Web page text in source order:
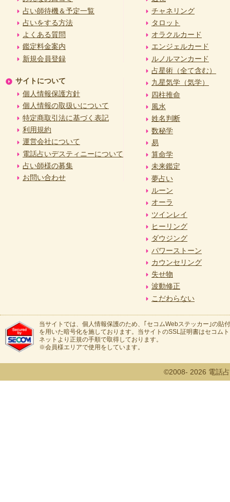
占い師待機＆予定一覧
占いをする方法
よくある質問
鑑定料金案内
新規会員登録
サイトについて
個人情報保護方針
個人情報の取扱いについて
特定商取引法に基づく表記
利用規約
運営会社について
電話占いデスティニーについて
占い師様の募集
お問い合わせ
チャネリング
タロット
オラクルカード
エンジェルカード
ルノルマンカード
占星術（全て含む）
九星気学（気学）
四柱推命
風水
姓名判断
数秘学
易
算命学
未来鑑定
夢占い
ルーン
オーラ
ツインレイ
ヒーリング
ダウジング
パワーストーン
カウンセリング
失せ物
波動修正
こだわらない
当サイトでは、個人情報保護のため、｢セコムWebステッカー｣の貼
を用いた暗号化を施しております。当サイトのSSL証明書はセコム
ネットより正規の手順で取得しております。
※会員様エリアで使用をしています。
©2008- 2026 電話